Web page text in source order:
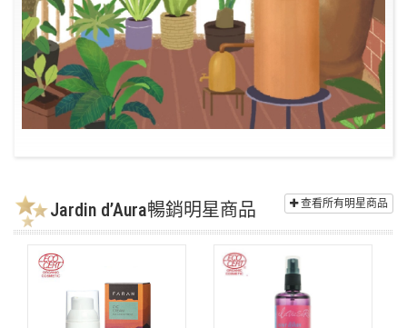
Jardin d’Aura暢銷明星商品 查看所有明星商品